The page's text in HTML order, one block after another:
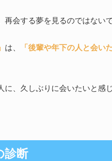
会する夢を見るのではない
は、 「後輩や年下の人と会い
、久しぶりに会いたいと感
診断